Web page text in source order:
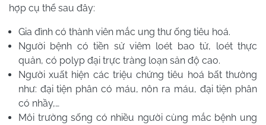
hợp cụ thể sau đây:
Gia đình có thành viên mắc ung thư ống tiêu hoá.
Người bệnh có tiền sử viêm loét bao tử, loét thực
quản, có polyp đại trực tràng loạn sản độ cao.
Người xuất hiện các triệu chứng tiêu hoá bất thường
như: đại tiện phân có máu, nôn ra máu, đại tiện phân
có nhầy,…
Môi trường sống có nhiều người cùng mắc bệnh ung